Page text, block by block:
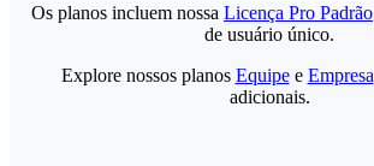
Os planos incluem nossa Licença Pro Padrão
de usuário único.
Explore nossos planos Equipee Empresa
adicionais.